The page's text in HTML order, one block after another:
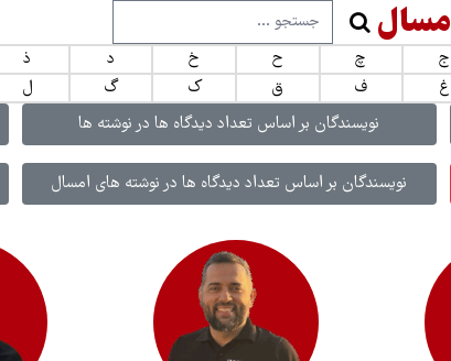
ج چ ح خ د ذ
غ ف ق ک گ ل
نویسندگان بر اساس تعداد دیدگاه ها در نوشته ها
نویسندگان بر اساس تعداد دیدگاه ها در نوشته های امسال